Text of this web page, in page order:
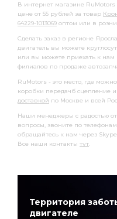
В интернет магазине
цене от 55 рублей за товар
64229-1013069 оптом или в
Сделать заказ в регионе
двигатель вы можете
или вы можете приехать к
филиалов по продаже
RuMotors - это место, где
коробки передачб сцепление
доставкой по Москве и всей
Наши менеджеры с радостью
вопросы, звоните по
обращайтесь к нам через
Все наши контакты тут.
Территория
двигателе